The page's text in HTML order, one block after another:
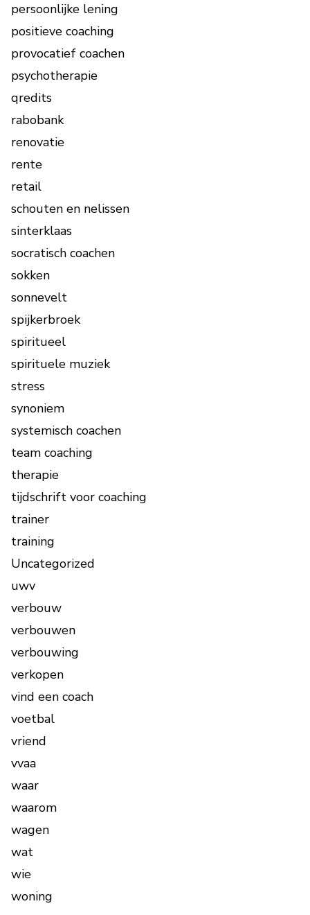
persoonlijke lening
positieve coaching
provocatief coachen
psychotherapie
qredits
rabobank
renovatie
rente
retail
schouten en nelissen
sinterklaas
socratisch coachen
sokken
sonnevelt
spijkerbroek
spiritueel
spirituele muziek
stress
synoniem
systemisch coachen
team coaching
therapie
tijdschrift voor coaching
trainer
training
Uncategorized
uwv
verbouw
verbouwen
verbouwing
verkopen
vind een coach
voetbal
vriend
vvaa
waar
waarom
wagen
wat
wie
woning